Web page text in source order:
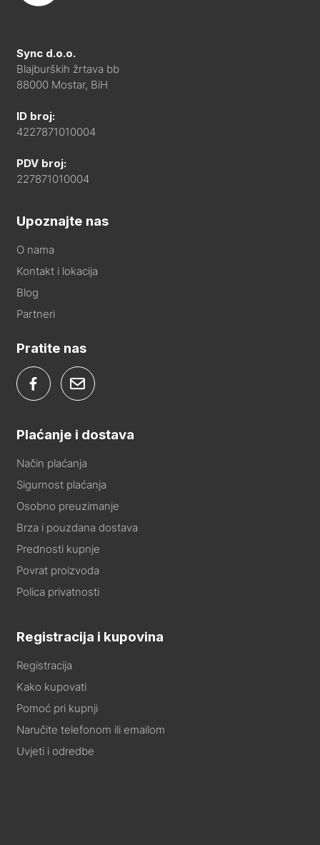
Sync d.o.o.
Blajburških žrtava bb
88000 Mostar, BiH
ID broj:
4227871010004
PDV broj:
227871010004
Upoznajte nas
O nama
Kontakt i lokacija
Blog
Partneri
Pratite nas
Plaćanje i dostava
Način plaćanja
Sigurnost plaćanja
Osobno preuzimanje
Brza i pouzdana dostava
Prednosti kupnje
Povrat proizvoda
Polica privatnosti
Registracija i kupovina
Registracija
Kako kupovati
Pomoć pri kupnji
Naručite telefonom ili emailom
Uvjeti i odredbe